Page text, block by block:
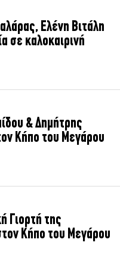
Ελένη Βιτάλη
σε καλοκαιρινή
& Δημήτρης
Κήπο του Μεγάρου
Γιορτή της
Κήπο του Μεγάρου